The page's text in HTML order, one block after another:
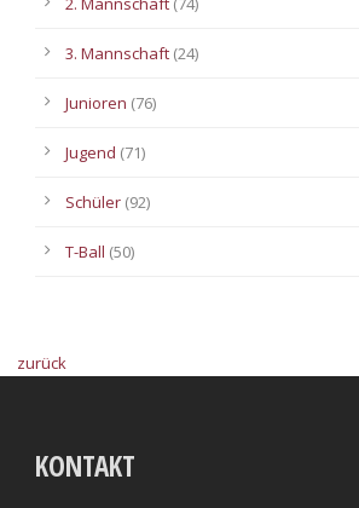
3. Mannschaft (24)
Junioren (76)
Jugend (71)
Schüler (92)
T-Ball (50)
zurück
KONTAKT